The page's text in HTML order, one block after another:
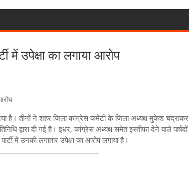
में उपेक्षा का लगाया आरोप
है। तीनों ने शहर जिला कांग्रेस कमेटी के जिला अध्यक्ष मुकेश चंद्राकर
द्वारा दी गई है। इधर, कांग्रेस अध्यक्ष समेत इस्तीफा देने वाले पार्षदों
में उनकी लगातार उपेक्षा का आरोप लगाया है।